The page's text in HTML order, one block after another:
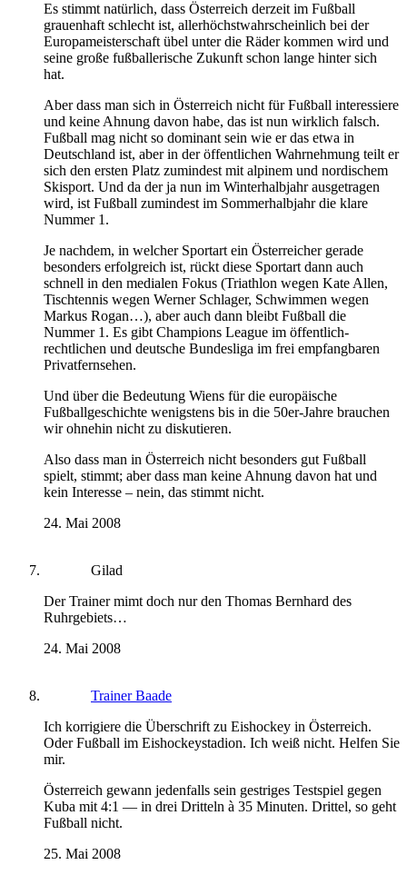
Es stimmt natürlich, dass Österreich derzeit im Fußball
grauenhaft schlecht ist, allerhöchstwahrscheinlich bei der
Europameisterschaft übel unter die Räder kommen wird und
seine große fußballerische Zukunft schon lange hinter sich
hat.
Aber dass man sich in Österreich nicht für Fußball interessiere
und keine Ahnung davon habe, das ist nun wirklich falsch.
Fußball mag nicht so dominant sein wie er das etwa in
Deutschland ist, aber in der öffentlichen Wahrnehmung teilt er
sich den ersten Platz zumindest mit alpinem und nordischem
Skisport. Und da der ja nun im Winterhalbjahr ausgetragen
wird, ist Fußball zumindest im Sommerhalbjahr die klare
Nummer 1.
Je nachdem, in welcher Sportart ein Österreicher gerade
besonders erfolgreich ist, rückt diese Sportart dann auch
schnell in den medialen Fokus (Triathlon wegen Kate Allen,
Tischtennis wegen Werner Schlager, Schwimmen wegen
Markus Rogan…), aber auch dann bleibt Fußball die
Nummer 1. Es gibt Champions League im öffentlich-
rechtlichen und deutsche Bundesliga im frei empfangbaren
Privatfernsehen.
Und über die Bedeutung Wiens für die europäische
Fußballgeschichte wenigstens bis in die 50er-Jahre brauchen
wir ohnehin nicht zu diskutieren.
Also dass man in Österreich nicht besonders gut Fußball
spielt, stimmt; aber dass man keine Ahnung davon hat und
kein Interesse – nein, das stimmt nicht.
24. Mai 2008
Gilad
Der Trainer mimt doch nur den Thomas Bernhard des
Ruhrgebiets…
24. Mai 2008
Trainer Baade
Ich korrigiere die Überschrift zu Eishockey in Österreich.
Oder Fußball im Eishockeystadion. Ich weiß nicht. Helfen Sie
mir.
Österreich gewann jedenfalls sein gestriges Testspiel gegen
Kuba mit 4:1 — in drei Dritteln à 35 Minuten. Drittel, so geht
Fußball nicht.
25. Mai 2008